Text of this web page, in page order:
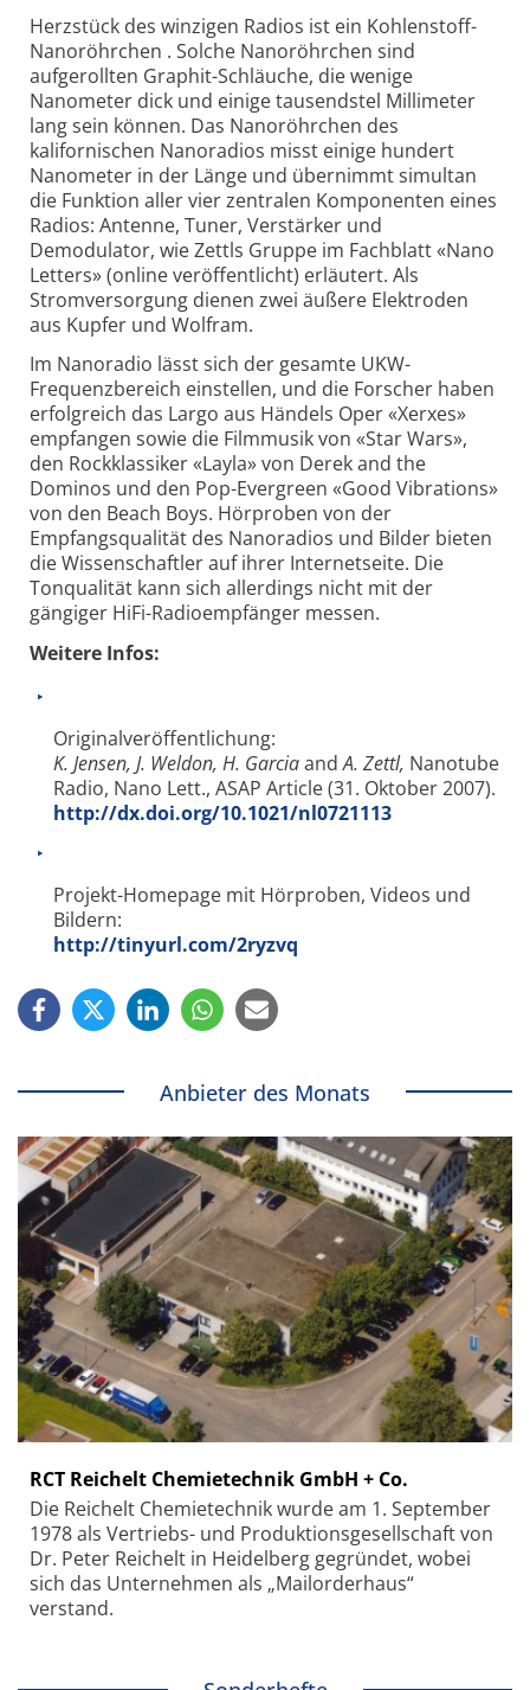
Herzstück des winzigen Radios ist ein Kohlenstoff-
Nanoröhrchen . Solche Nanoröhrchen sind
aufgerollten Graphit-Schläuche, die wenige
Nanometer dick und einige tausendstel Millimeter
lang sein können. Das Nanoröhrchen des
kalifornischen Nanoradios misst einige hundert
Nanometer in der Länge und übernimmt simultan
die Funktion aller vier zentralen Komponenten eines
Radios: Antenne, Tuner, Verstärker und
Demodulator, wie Zettls Gruppe im Fachblatt «Nano
Letters» (online veröffentlicht) erläutert. Als
Stromversorgung dienen zwei äußere Elektroden
aus Kupfer und Wolfram.
Im Nanoradio lässt sich der gesamte UKW-
Frequenzbereich einstellen, und die Forscher haben
erfolgreich das Largo aus Händels Oper «Xerxes»
empfangen sowie die Filmmusik von «Star Wars»,
den Rockklassiker «Layla» von Derek and the
Dominos und den Pop-Evergreen «Good Vibrations»
von den Beach Boys. Hörproben von der
Empfangsqualität des Nanoradios und Bilder bieten
die Wissenschaftler auf ihrer Internetseite. Die
Tonqualität kann sich allerdings nicht mit der
gängiger HiFi-Radioempfänger messen.
Weitere Infos:
Originalveröffentlichung:
K. Jensen, J. Weldon, H. GarciaandA. Zettl, Nanotube
Radio, Nano Lett., ASAP Article (31. Oktober 2007).
http://dx.doi.org/10.1021/nl0721113
Projekt-Homepage mit Hörproben, Videos und
Bildern:
http://tinyurl.com/2ryzvq
Anbieter des Monats
RCT Reichelt Chemietechnik GmbH + Co.
Die Reichelt Chemietechnik wurde am 1. September
1978 als Vertriebs- und Produktionsgesellschaft von
Dr. Peter Reichelt in Heidelberg gegründet, wobei
sich das Unternehmen als „Mailorderhaus“
verstand.